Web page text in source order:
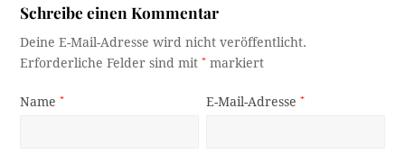
Schreibe einen Kommentar
Deine E-Mail-Adresse wird nicht veröffentlicht.
Erforderliche Felder sind mit* markiert
Name* E-Mail-Adresse*